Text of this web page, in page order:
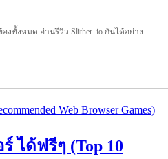
องทั้งหมด อ่านรีวิว Slither .io กันได้อย่าง
ได้ฟรีๆ (Top 10